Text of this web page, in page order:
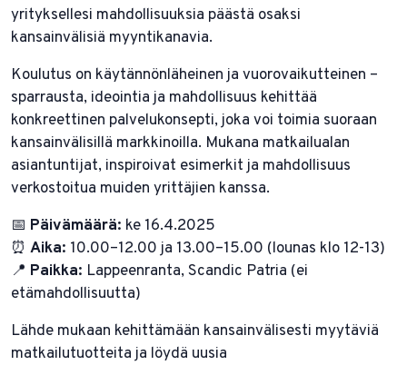
yrityksellesi mahdollisuuksia päästä osaksi
kansainvälisiä myyntikanavia.
Koulutus on käytännönläheinen ja vuorovaikutteinen –
sparrausta, ideointia ja mahdollisuus kehittää
konkreettinen palvelukonsepti, joka voi toimia suoraan
kansainvälisillä markkinoilla. Mukana matkailualan
asiantuntijat, inspiroivat esimerkit ja mahdollisuus
verkostoitua muiden yrittäjien kanssa.
📅 Päivämäärä: ke 16.4.2025
⏰ Aika: 10.00–12.00 ja 13.00–15.00 (lounas klo 12-13)
📍 Paikka: Lappeenranta, Scandic Patria (ei
etämahdollisuutta)
Lähde mukaan kehittämään kansainvälisesti myytäviä
matkailutuotteita ja löydä uusia